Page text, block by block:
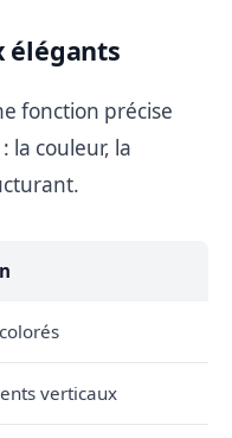
élégants
fonction précise
la couleur, la
verticaux